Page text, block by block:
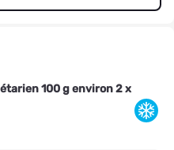
100 g environ 2 x